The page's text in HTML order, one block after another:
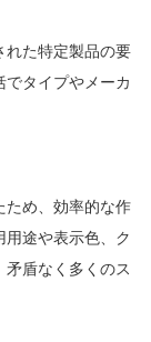
れた特定製品の要
タイプやメーカ
ため、効率的な作
用途や表示色、ク
矛盾なく多くのス